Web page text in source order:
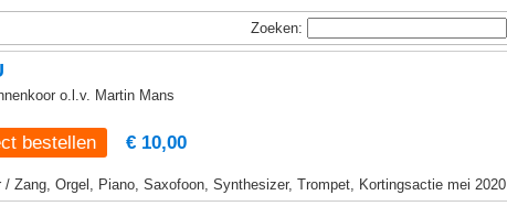
Zoeken:
o.l.v. Martin Mans
€ 10,00
/ Zang, Orgel, Piano, Saxofoon, Synthesizer, Trompet, Kortingsactie mei 2020